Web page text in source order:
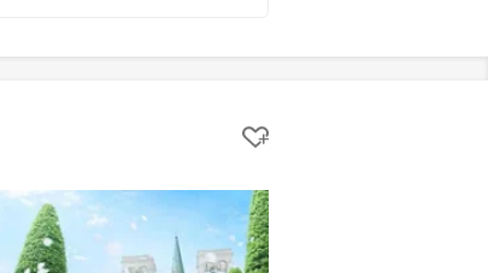
クリップする